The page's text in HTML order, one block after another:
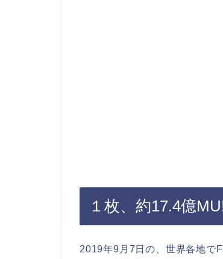
１枚、約17.4億
2019年9月7日の、世界各地で